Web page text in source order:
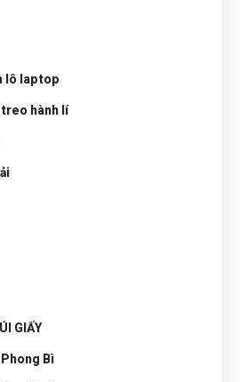
lô laptop
treo hành lí
GIẤY
Phong Bì